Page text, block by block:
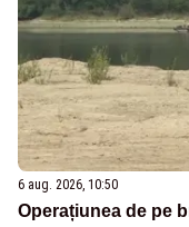
6 aug. 2026, 10:50
Operațiunea de pe